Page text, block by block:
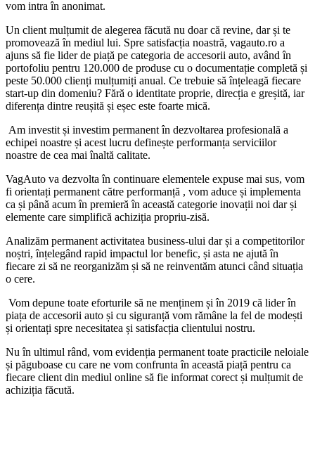
vom intra în anonimat.
Un client mulțumit de alegerea făcută nu doar că revine, dar și te
promovează în mediul lui. Spre satisfacția noastră, vagauto.ro a
ajuns să fie lider de piață pe categoria de accesorii auto, având în
portofoliu pentru 120.000 de produse cu o documentație completă și
peste 50.000 clienți mulțumiți anual. Ce trebuie să înțeleagă fiecare
start-up din domeniu? Fără o identitate proprie, direcția e greșită, iar
diferența dintre reușită și eșec este foarte mică.
Am investit și investim permanent în dezvoltarea profesională a
echipei noastre și acest lucru definește performanța serviciilor
noastre de cea mai înaltă calitate.
VagAuto va dezvolta în continuare elementele expuse mai sus, vom
fi orientați permanent către performanță , vom aduce și implementa
ca și până acum în premieră în această categorie inovații noi dar și
elemente care simplifică achiziția propriu-zisă.
Analizăm permanent activitatea business-ului dar și a competitorilor
noștri, înțelegând rapid impactul lor benefic, și asta ne ajută în
fiecare zi să ne reorganizăm și să ne reinventăm atunci când situația
o cere.
Vom depune toate eforturile să ne menținem și în 2019 că lider în
piața de accesorii auto și cu siguranță vom rămâne la fel de modești
și orientați spre necesitatea și satisfacția clientului nostru.
Nu în ultimul rând, vom evidenția permanent toate practicile neloiale
și păguboase cu care ne vom confrunta în această piață pentru ca
fiecare client din mediul online să fie informat corect și mulțumit de
achiziția făcută.